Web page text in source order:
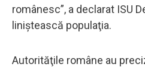
românesc”, a declarat ISU
liniştească populaţia.
Autorităţile române au